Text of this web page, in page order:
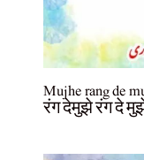
Mujhe rang de
रंग देमुझे रंग दे